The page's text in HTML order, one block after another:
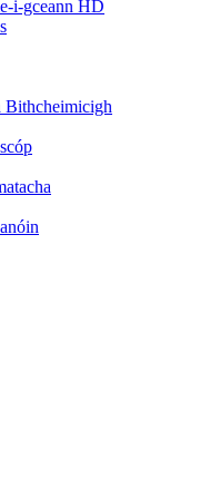
i-gceann HD
Bithcheimicigh